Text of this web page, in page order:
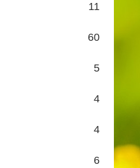
11
60
5
4
4
6